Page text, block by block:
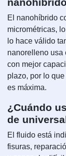
El nanohíbrido
micrométricas,
lo hace válido
nanorelleno usa
con mejor
plazo, por lo
es máxima.
¿Cuándo
de
El fluido está
fisuras,